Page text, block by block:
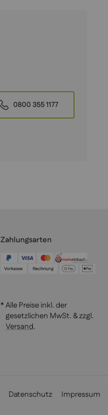
0800 355 1177
Zahlungsarten
* Alle Preise inkl. der
gesetzlichen MwSt. & zzgl.
Versand.
Datenschutz Impressum